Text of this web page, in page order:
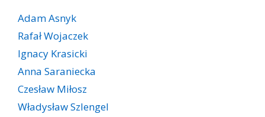
Adam Asnyk
Rafał Wojaczek
Ignacy Krasicki
Anna Saraniecka
Czesław Miłosz
Władysław Szlengel